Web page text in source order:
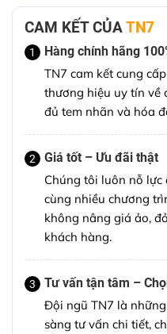
CAM KẾT CỦATN7
1
Hàng chính hãng
TN7 cam kết cung
thương hiệu uy tín về
đủ tem nhãn và hóa
2
Giá tốt – Ưu đãi thật
Chúng tôi luôn nỗ lực
cùng nhiều chương
không nâng giá ảo,
khách hàng.
3
Tư vấn tận tâm –
Đội ngũ TN7 là
sàng tư vấn chi tiết,